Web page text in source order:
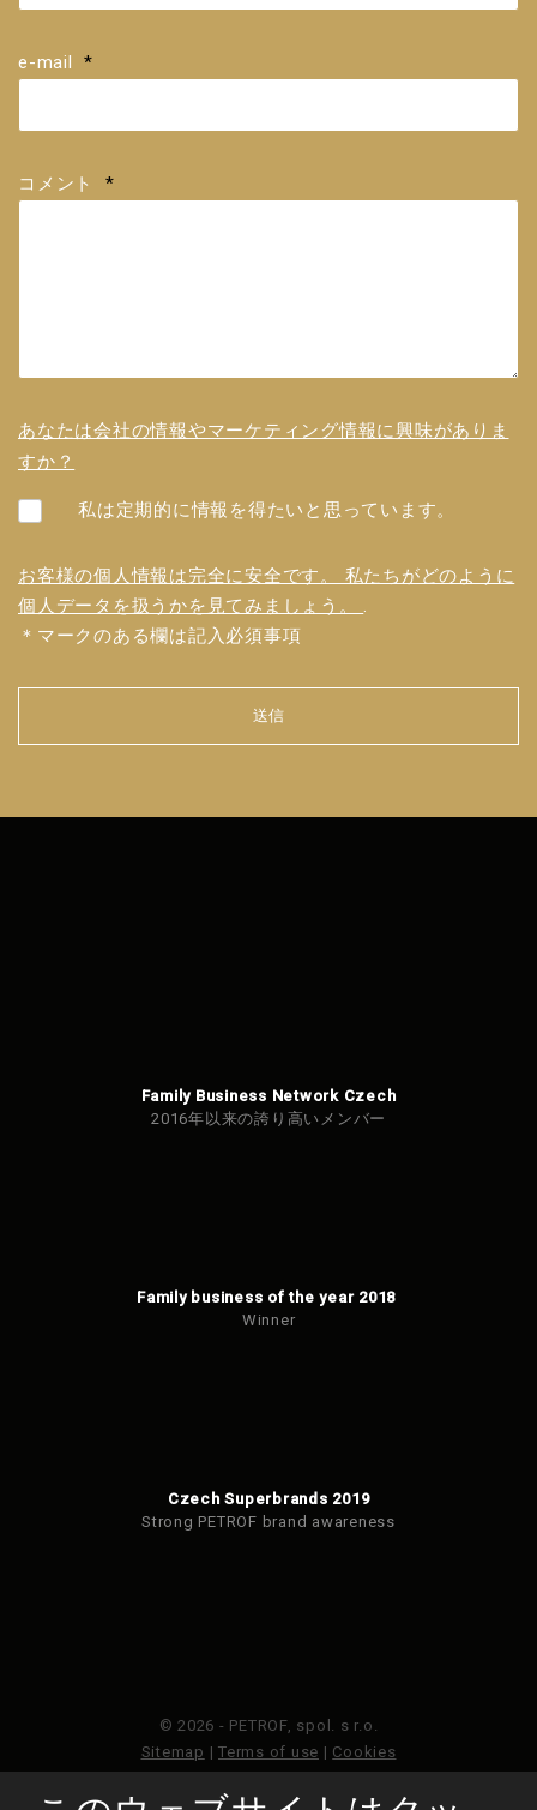
e-mail *
コメント *
あなたは会社の情報やマーケティング情報に興味がありま
すか？
私は定期的に情報を得たいと思っています。
お客様の個人情報は完全に安全です。 私たちがどのように
個人データを扱うかを見てみましょう。 .
＊マークのある欄は記入必須事項
送信
を送
Family Business Network Czech
2016年以来の誇り高いメンバー
Family business of the year 2018
Winner
Czech Superbrands 2019
Strong PETROF brand awareness
© 2026 - PETROF, spol. s r.o.
Sitemap | Terms of use | Cookies